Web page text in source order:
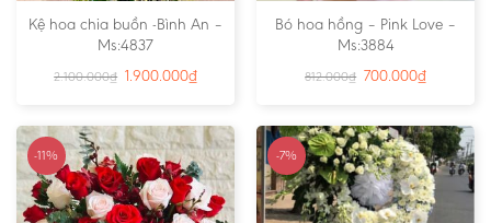
Kệ hoa chia buồn -Bình An –
Ms:4837
2.100.000₫ 1.900.000₫
Bó hoa hồng – Pink Love –
Ms:3884
812.000₫ 700.000₫
-11% -7%